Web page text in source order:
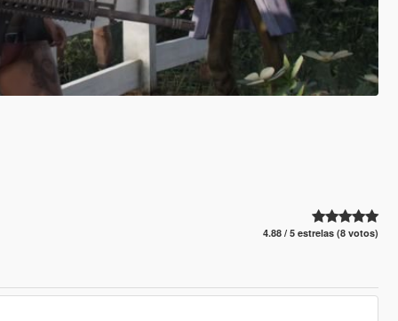
4.88 / 5 estrelas (8 votos)